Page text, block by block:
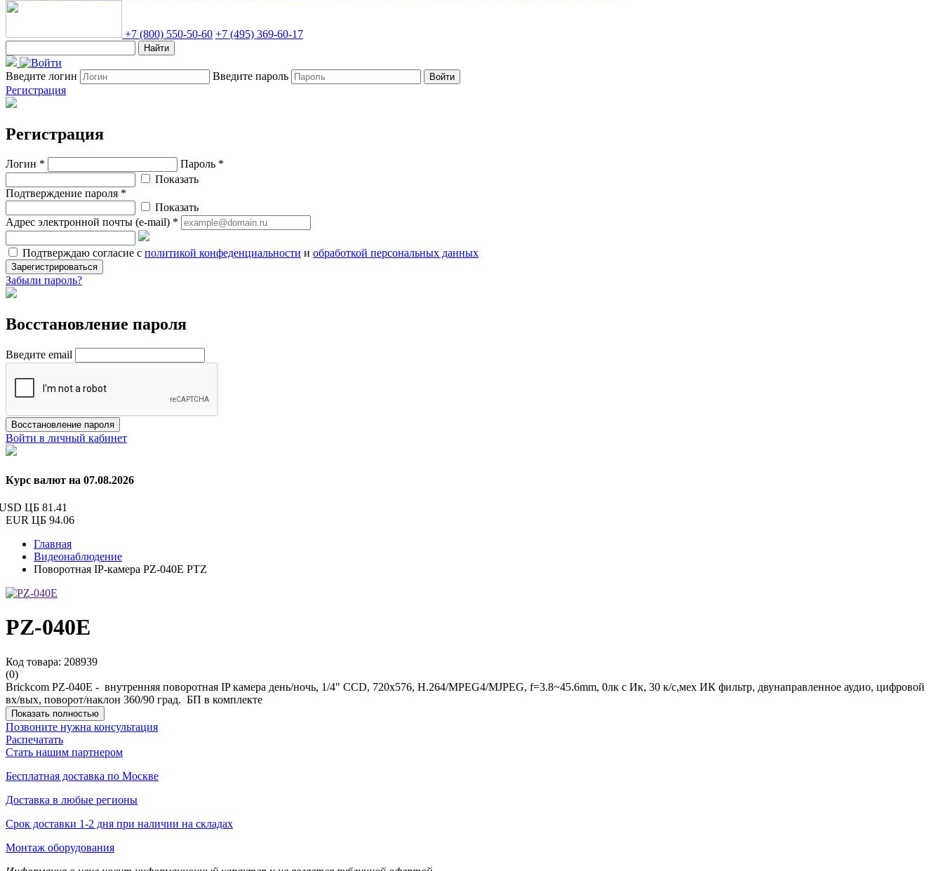
+7 (800) 550-50-60 +7 (495) 369-60-17
Найти
Введите логин Введите пароль Войти
Регистрация
Регистрация
Логин *
Пароль *
Показать
Подтверждение пароля *
Показать
Адрес электронной почты (e-mail) *
Подтверждаю согласие с политикой конфеденциальности и обработкой персональных данных
Зарегистрироваться
Забыли пароль?
Восстановление пароля
Введите email
Восстановление пароля
Войти в личный кабинет
Курс валют на 07.08.2026
ЦБ 81.41
EUR ЦБ 94.06
Главная
Видеонаблюдение
Поворотная IP-камера PZ-040E PTZ
PZ-040E
Код товара: 208939
(0)
Brickcom PZ-040E - внутренняя поворотная IP камера день/ночь, 1/4" CCD, 720х576, H.264/MPEG4/MJPEG, f=3.8~45.6mm, 0лк с Ик, 30 к/с,мех ИК фильтр, двунаправленное аудио, цифровой
вх/вых, поворот/наклон 360/90 град. БП в комплекте
Показать полностью
Позвоните нужна консультация
Распечатать
Стать нашим партнером
Бесплатная доставка по Москве
Доставка в любые регионы
Срок доставки 1-2 дня при наличии на складах
Монтаж оборудования